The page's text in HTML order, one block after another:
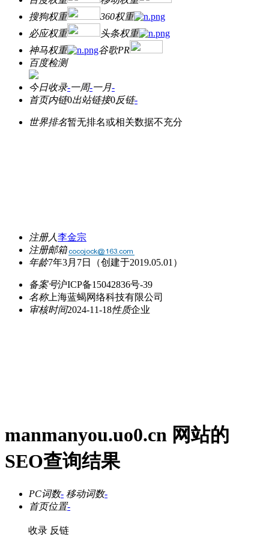
搜狗权重
360权重
必应权重
头条权重
神马权重
谷歌PR
百度检测
今日收录-一周-一月-
首页内链0出站链接0反链-
世界排名暂无排名或相关数据不充分
注册人李金宗
注册邮箱
年龄7年3月7日 （创建于2019.05.01）
备案号沪ICP备15042836号-39
名称上海蓝蝎网络科技有限公司
审核时间2024-11-18性质企业
manmanyou.uo0.cn 网站的
SEO查询结果
PC词数- 移动词数-
首页位置-
收录 反链